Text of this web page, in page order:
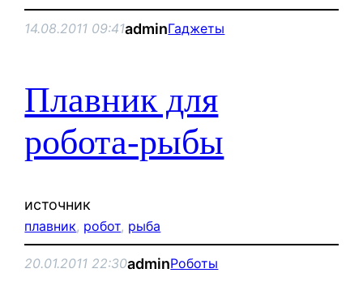
14.08.2011 09:41adminГаджеты
Плавник для
робота-рыбы
источник
плавник, робот, рыба
20.01.2011 22:30adminРоботы